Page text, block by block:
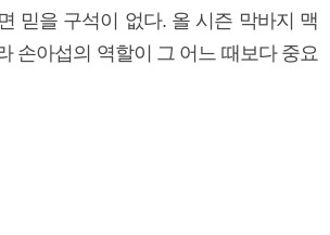
믿을 구석이 없다. 올 시즌 막바지 맥
손아섭의 역할이 그 어느 때보다 중요